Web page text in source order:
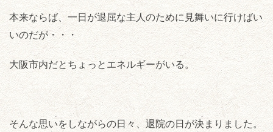
本来ならば、一日が退屈な主人のために見舞いに行けばい
いのだが・・・
大阪市内だとちょっとエネルギーがいる。
そんな思いをしながらの日々、退院の日が決まりました。